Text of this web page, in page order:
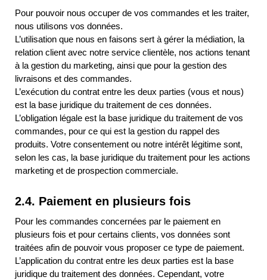
Pour pouvoir nous occuper de vos commandes et les traiter,
nous utilisons vos données.
L’utilisation que nous en faisons sert à gérer la médiation, la
relation client avec notre service clientèle, nos actions tenant
à la gestion du marketing, ainsi que pour la gestion des
livraisons et des commandes.
L’exécution du contrat entre les deux parties (vous et nous)
est la base juridique du traitement de ces données.
L’obligation légale est la base juridique du traitement de vos
commandes, pour ce qui est la gestion du rappel des
produits. Votre consentement ou notre intérêt légitime sont,
selon les cas, la base juridique du traitement pour les actions
marketing et de prospection commerciale.
2.4. Paiement en plusieurs fois
Pour les commandes concernées par le paiement en
plusieurs fois et pour certains clients, vos données sont
traitées afin de pouvoir vous proposer ce type de paiement.
L’application du contrat entre les deux parties est la base
juridique du traitement des données. Cependant, votre